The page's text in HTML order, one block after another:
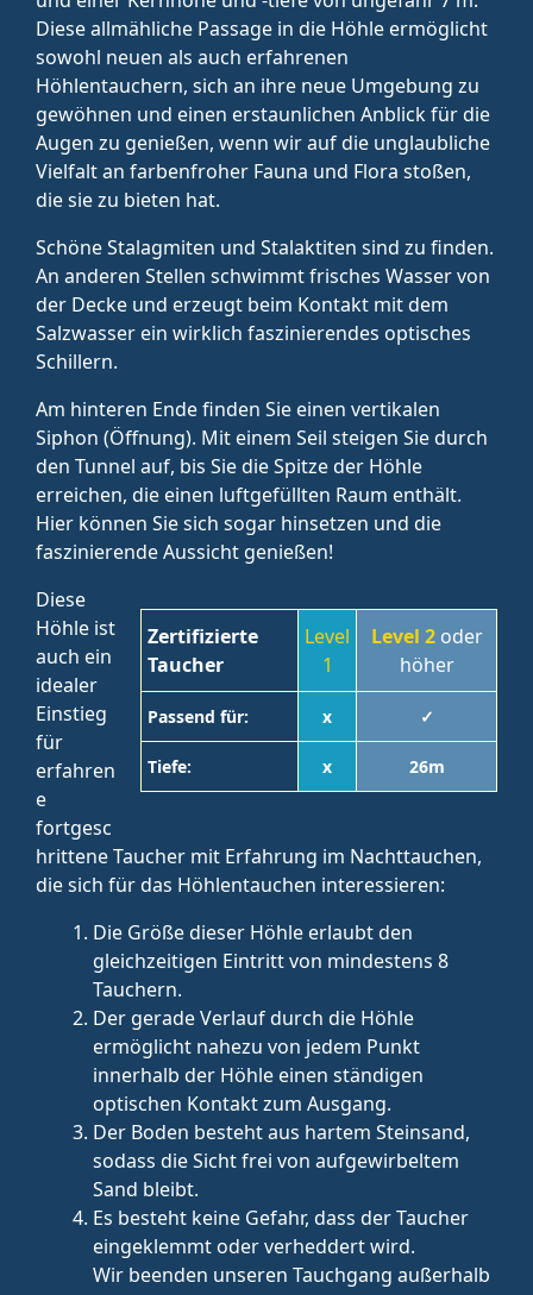
Diese allmähliche Passage in die Höhle ermöglicht
sowohl neuen als auch erfahrenen
Höhlentauchern, sich an ihre neue Umgebung zu
gewöhnen und einen erstaunlichen Anblick für die
Augen zu genießen, wenn wir auf die unglaubliche
Vielfalt an farbenfroher Fauna und Flora stoßen,
die sie zu bieten hat.
Schöne Stalagmiten und Stalaktiten sind zu finden.
An anderen Stellen schwimmt frisches Wasser von
der Decke und erzeugt beim Kontakt mit dem
Salzwasser ein wirklich faszinierendes optisches
Schillern.
Am hinteren Ende finden Sie einen vertikalen
Siphon (Öffnung). Mit einem Seil steigen Sie durch
den Tunnel auf, bis Sie die Spitze der Höhle
erreichen, die einen luftgefüllten Raum enthält.
Hier können Sie sich sogar hinsetzen und die
faszinierende Aussicht genießen!
Zertifizierte
Taucher
Level
1
Level 2oder
höher
Passend für: x ✓
Tiefe: x 26m
Diese
Höhle ist
auch ein
idealer
Einstieg
für
erfahren
e
fortgesc
hrittene Taucher mit Erfahrung im Nachttauchen,
die sich für das Höhlentauchen interessieren:
Die Größe dieser Höhle erlaubt den
gleichzeitigen Eintritt von mindestens 8
Tauchern.
Der gerade Verlauf durch die Höhle
ermöglicht nahezu von jedem Punkt
innerhalb der Höhle einen ständigen
optischen Kontakt zum Ausgang.
Der Boden besteht aus hartem Steinsand,
sodass die Sicht frei von aufgewirbeltem
Sand bleibt.
Es besteht keine Gefahr, dass der Taucher
eingeklemmt oder verheddert wird.
Wir beenden unseren Tauchgang außerhalb